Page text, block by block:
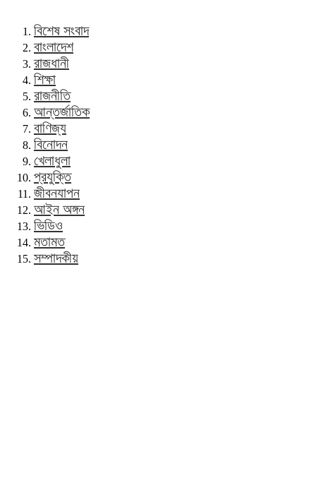
বিশেষ সংবাদ
বাংলাদেশ
রাজধানী
শিক্ষা
রাজনীতি
আন্তর্জাতিক
বাণিজ্য
বিনোদন
খেলাধুলা
প্রযুক্তি
জীবনযাপন
আইন অঙ্গন
ভিডিও
মতামত
সম্পাদকীয়